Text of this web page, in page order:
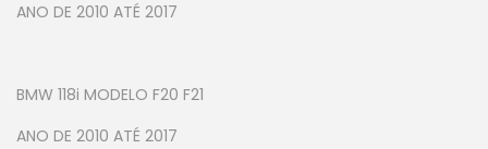
ANO DE 2010 ATÉ 2017
BMW 118i MODELO F20 F21
ANO DE 2010 ATÉ 2017